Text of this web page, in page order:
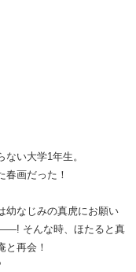
い大学1年生。
春画だった！
幼なじみの真虎にお願い
そんな時、ほたると真
と再会！